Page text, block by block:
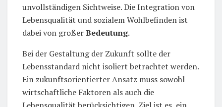
unvollständigen Sichtweise. Die Integration von
Lebensqualität und sozialem Wohlbefinden ist
dabei von großerBedeutung.
Bei der Gestaltung der Zukunft sollte der
Lebensstandard nicht isoliert betrachtet werden.
Ein zukunftsorientierter Ansatz muss sowohl
wirtschaftliche Faktoren als auch die
Lebensqualität berücksichtigen. Ziel ist es, ein